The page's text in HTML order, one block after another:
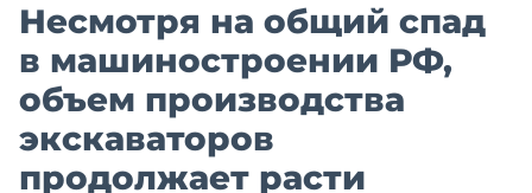
Несмотря на общий спад
в машиностроении РФ,
объем производства
экскаваторов
продолжает расти